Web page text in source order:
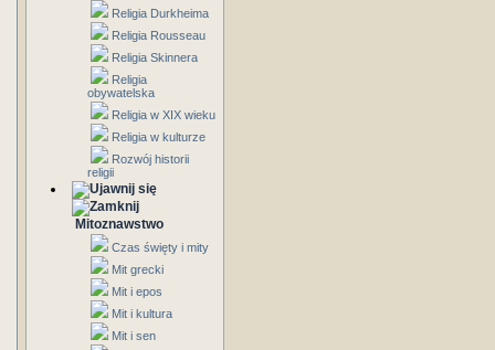
Religia Durkheima
Religia Rousseau
Religia Skinnera
Religia
obywatelska
Religia w XIX wieku
Religia w kulturze
Rozwój historii
religii
Mitoznawstwo
Czas święty i mity
Mit grecki
Mit i epos
Mit i kultura
Mit i sen